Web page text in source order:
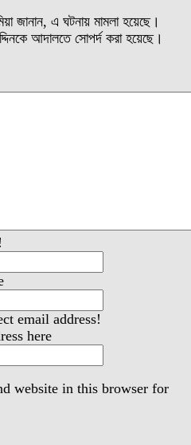
জানান, এ ঘটনায় মামলা হয়েছে।
আদালতে সোপর্দ করা হয়েছে।
email address!
here
website in this browser for